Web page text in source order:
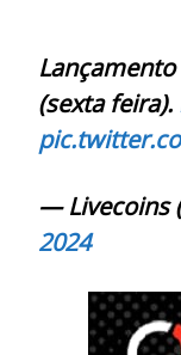
(sexta feira).
— Livecoins
2024